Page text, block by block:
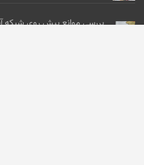
بررسی موانع پیش روی شبکه